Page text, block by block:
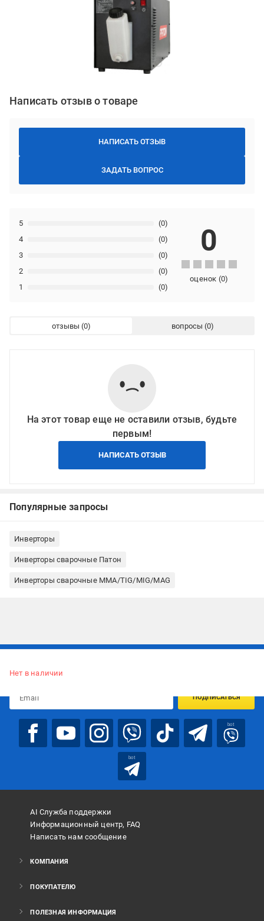
Написать отзыв о товаре
НАПИСАТЬ ОТЗЫВ
ЗАДАТЬ ВОПРОС
1 (0)
2 (0)
3 (0)
4 (0)
5 (0)
0
оценок (0)
отзывы вопросы
На этот товар еще не оставили отзыв, будьте
первым!
НАПИСАТЬ ОТЗЫВ
Популярные запросы
Инверторы
Инверторы сварочные Патон
Инверторы сварочные ММА/TIG/MIG/MAG
Нет в наличии
ПОДПИСАТЬСЯ
bot
bot
AI Служба поддержки
Информационный центр, FAQ
Написать нам сообщение
КОМПАНИЯ
ПОКУПАТЕЛЮ
ПОЛЕЗНАЯ ИНФОРМАЦИЯ